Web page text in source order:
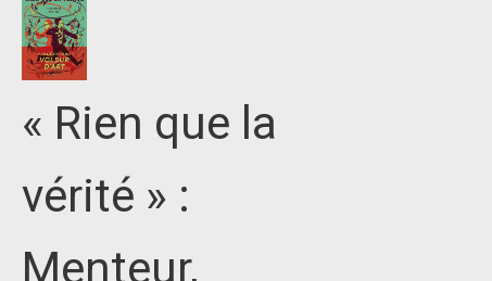
« Rien que la
vérité » :
Menteur,